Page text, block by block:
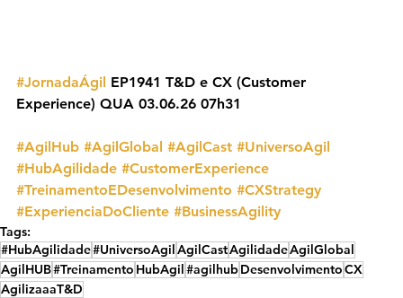
#JornadaÁgil EP1941 T&D e CX (Customer
Experience) QUA 03.06.26 07h31
#AgilHub #AgilGlobal #AgilCast #UniversoAgil
#HubAgilidade #CustomerExperience
#TreinamentoEDesenvolvimento #CXStrategy
#ExperienciaDoCliente #BusinessAgility
Tags:
#HubAgilidade#UniversoAgilAgilCastAgilidadeAgilGlobal
AgilHUB#Treinamento HubAgil#agilhubDesenvolvimentoCX
AgilizaaaT&D